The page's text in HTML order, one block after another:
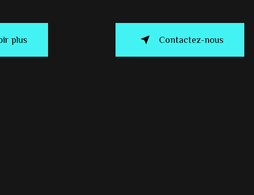
plus Contactez-nous